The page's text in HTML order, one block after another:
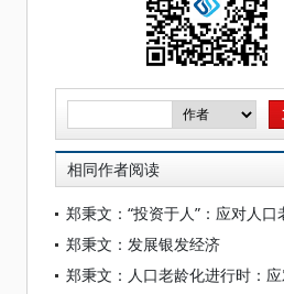
相同作者阅读
郑秉文：发展银发经济